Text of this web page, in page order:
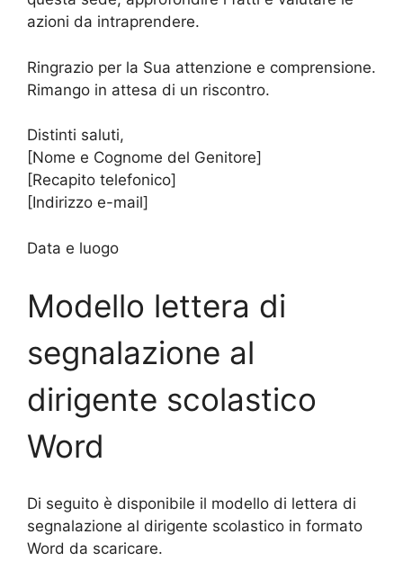
azioni da intraprendere.
Ringrazio per la Sua attenzione e comprensione.
Rimango in attesa di un riscontro.
Distinti saluti,
[Nome e Cognome del Genitore]
[Recapito telefonico]
[Indirizzo e-mail]
Data e luogo
Modello lettera di
segnalazione al
dirigente scolastico
Word
Di seguito è disponibile il modello di lettera di
segnalazione al dirigente scolastico in formato
Word da scaricare.